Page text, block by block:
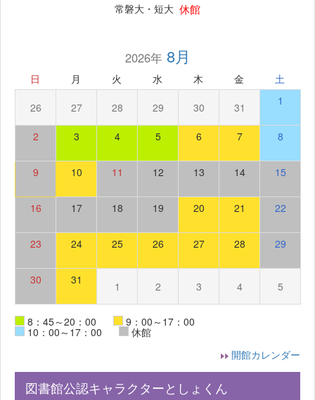
常磐大・短大 休館
2026年8月
日 月 火 水 木 金 土
26 27 28 29 30 31 1
2 3 4 5 6 7 8
9 10 11 12 13 14 15
16 17 18 19 20 21 22
23 24 25 26 27 28 29
30 31 1 2 3 4 5
8：45～20：00 9：00～17：00
10：00～17：00
休館
開館カレンダー
図書館公認キャラクターとしょくん